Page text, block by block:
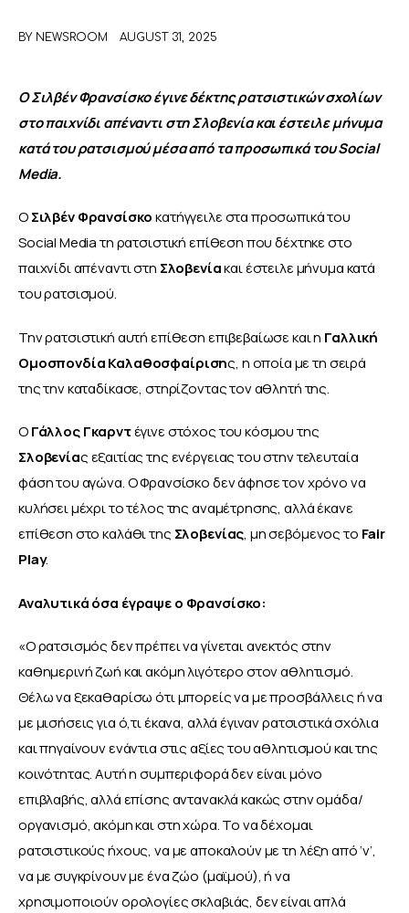
ΑΦΙΕΡΩΜΑΤΑ
MEET THE TEAM
BY NEWSROOM AUGUST 31, 2025
Ο Σιλβέν Φρανσίσκο έγινε δέκτης ρατσιστικών σχολίων
στο παιχνίδι απέναντι στη Σλοβενία και έστειλε μήνυμα
κατά του ρατσισμού μέσα από τα προσωπικά του Social
Media.
Ο Σιλβέν Φρανσίσκο κατήγγειλε στα προσωπικά του
Social Media τη ρατσιστική επίθεση που δέχτηκε στο
παιχνίδι απέναντι στη Σλοβενία και έστειλε μήνυμα κατά
του ρατσισμού.
Την ρατσιστική αυτή επίθεση επιβεβαίωσε και η Γαλλική
Ομοσπονδία Καλαθοσφαίρισης, η οποία με τη σειρά
της την καταδίκασε, στηρίζοντας τον αθλητή της.
Ο Γάλλος Γκαρντ έγινε στόχος του κόσμου της
Σλοβενίας εξαιτίας της ενέργειας του στην τελευταία
φάση του αγώνα. Ο Φρανσίσκο δεν άφησε τον χρόνο να
κυλήσει μέχρι το τέλος της αναμέτρησης, αλλά έκανε
επίθεση στο καλάθι της Σλοβενίας, μη σεβόμενος το Fair
Play.
Αναλυτικά όσα έγραψε ο Φρανσίσκο:
«Ο ρατσισμός δεν πρέπει να γίνεται ανεκτός στην
καθημερινή ζωή και ακόμη λιγότερο στον αθλητισμό.
Θέλω να ξεκαθαρίσω ότι μπορείς να με προσβάλλεις ή να
με μισήσεις για ό,τι έκανα, αλλά έγιναν ρατσιστικά σχόλια
και πηγαίνουν ενάντια στις αξίες του αθλητισμού και της
κοινότητας. Αυτή η συμπεριφορά δεν είναι μόνο
επιβλαβής, αλλά επίσης αντανακλά κακώς στην ομάδα/
οργανισμό, ακόμη και στη χώρα. Το να δέχομαι
ρατσιστικούς ήχους, να με αποκαλούν με τη λέξη από ‘ν’,
να με συγκρίνουν με ένα ζώο (μαϊμού), ή να
χρησιμοποιούν ορολογίες σκλαβιάς, δεν είναι απλά